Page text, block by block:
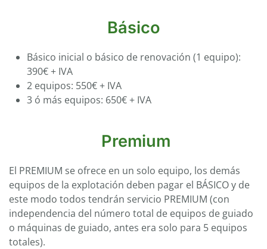
Básico
Básico inicial o básico de renovación (1 equipo):
390€ + IVA
2 equipos: 550€ + IVA
3 ó más equipos: 650€ + IVA
Premium
El PREMIUM se ofrece en un solo equipo, los demás
equipos de la explotación deben pagar el BÁSICO y de
este modo todos tendrán servicio PREMIUM (con
independencia del número total de equipos de guiado
o máquinas de guiado, antes era solo para 5 equipos
totales).